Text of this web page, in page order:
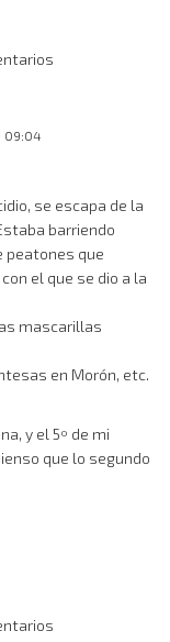
09:04
se escapa de la
barriendo
peatones que
el que se dio a la
mascarillas
en Morón, etc.
y el 5º de mi
que lo segundo